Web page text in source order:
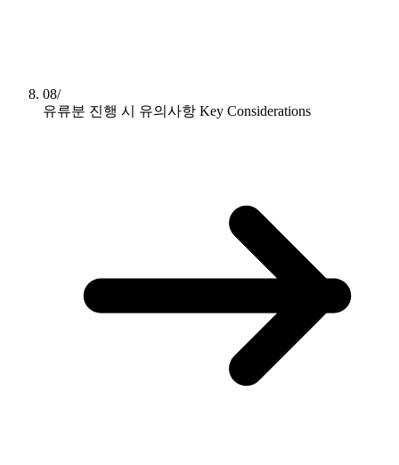
08/
유류분 진행 시 유의사항 Key Considerations